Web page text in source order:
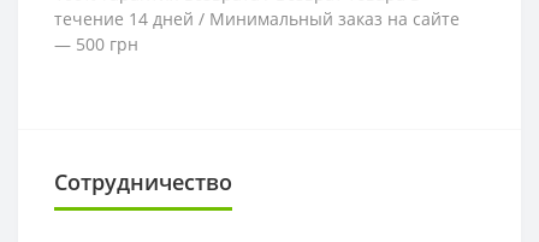
течение 14 дней / Минимальный заказ на сайте
— 500 грн
Сотрудничество